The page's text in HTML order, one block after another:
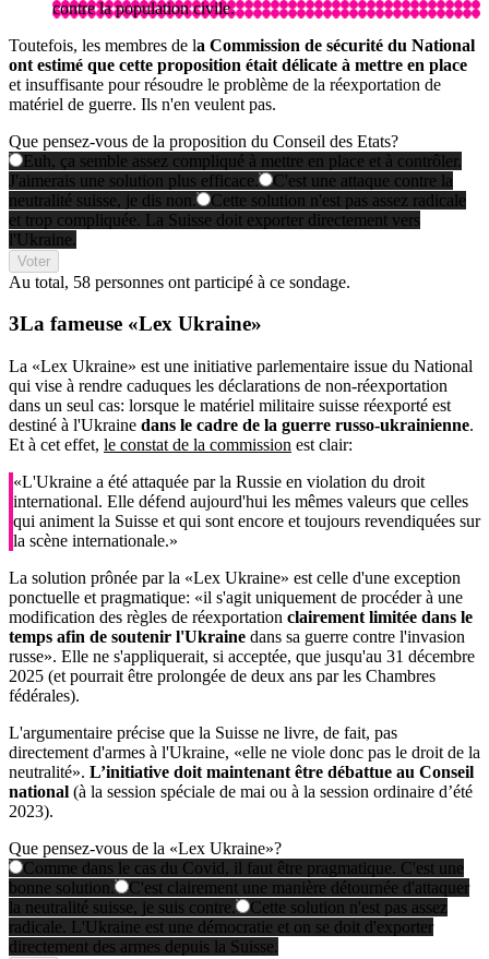
contre la population civile.
Toutefois, les membres de la Commission de sécurité du National
ont estimé que cette proposition était délicate à mettre en place
et insuffisante pour résoudre le problème de la réexportation de
matériel de guerre. Ils n'en veulent pas.
Que pensez-vous de la proposition du Conseil des Etats?
Euh, ça semble assez compliqué à mettre en place et à contrôler.
J'aimerais une solution plus efficace.
C'est une attaque contre la
neutralité suisse, je dis non.
Cette solution n'est pas assez radicale
et trop compliquée. La Suisse doit exporter directement vers
l'Ukraine.
Voter
Au total, 58 personnes ont participé à ce sondage.
La fameuse «Lex Ukraine»
La «Lex Ukraine» est une initiative parlementaire issue du National
qui vise à rendre caduques les déclarations de non-réexportation
dans un seul cas: lorsque le matériel militaire suisse réexporté est
destiné à l'Ukraine dans le cadre de la guerre russo-ukrainienne.
Et à cet effet, le constat de la commission est clair:
«L'Ukraine a été attaquée par la Russie en violation du droit
international. Elle défend aujourd'hui les mêmes valeurs que celles
qui animent la Suisse et qui sont encore et toujours revendiquées sur
la scène internationale.»
La solution prônée par la «Lex Ukraine» est celle d'une exception
ponctuelle et pragmatique: «il s'agit uniquement de procéder à une
modification des règles de réexportation clairement limitée dans le
temps afin de soutenir l'Ukraine dans sa guerre contre l'invasion
russe». Elle ne s'appliquerait, si acceptée, que jusqu'au 31 décembre
2025 (et pourrait être prolongée de deux ans par les Chambres
fédérales).
L'argumentaire précise que la Suisse ne livre, de fait, pas
directement d'armes à l'Ukraine, «elle ne viole donc pas le droit de la
neutralité». L’initiative doit maintenant être débattue au Conseil
national (à la session spéciale de mai ou à la session ordinaire d’été
2023).
Que pensez-vous de la «Lex Ukraine»?
Comme dans le cas du Covid, il faut être pragmatique. C'est une
bonne solution.
C'est clairement une manière détournée d'attaquer
la neutralité suisse, je suis contre.
Cette solution n'est pas assez
radicale. L'Ukraine est une démocratie et on se doit d'exporter
directement des armes depuis la Suisse.